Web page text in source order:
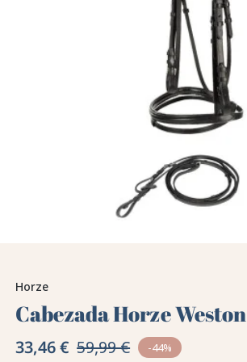
Horze
Cabezada Horze Weston
33,46 € 59,99 € -44%